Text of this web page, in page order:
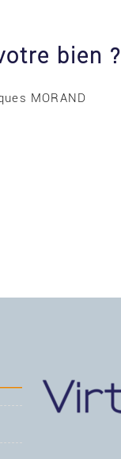
bien ?
MORAND